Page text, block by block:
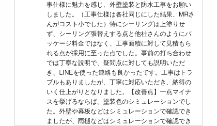
事仕様に魅力を感じ、外壁塗装と防水工事をお願い
しました。（工事仕様は各社同じにした結果、MRさ
んがコスト小でした）特にシーリングは上塗りせ
ず、シーリング張替えする点と他社さんのようにパ
ッケージ料金ではなく、工事面積に対して見積もら
れる点が採用に至った点でした。事前の打ち合わせ
では丁寧な説明で、疑問点に対しても説明いただ
き、LINEを使った連絡も良かったです。工事はトラ
ブルもありましたが、丁寧に対応いただき、納得の
いく仕上がりとなりました。【改善点】一点マイナ
スを挙げるならば、塗装色のシミュレーションでし
た。外壁や幕板などはシミュレーションで確認でき
ましたが、雨樋などはシミュレーションで確認でき